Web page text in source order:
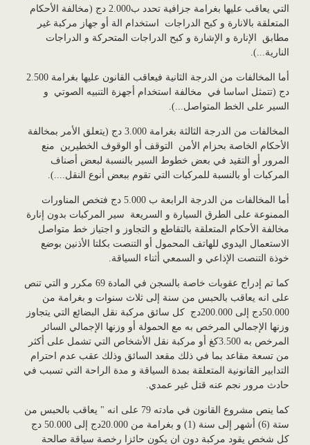
التي يعاقب عليها بغرامة جزافية تحدد ب2.000 دج (مخالفة الأحكام
المتعلقة بالانارة و كبح الدراجات استخدام الة أو جهاز مركبة غير
مطابق الإنارة و الإشارة و كبح الدراجات المتحركة و الدراجات
النارية...).
أما المخالفات من الدرجة الثانية فيعاقب القانون عليها بغرامة 2.500
دج (تتمثل اساسا في مخالفة استخدام أجهزة التنبيه الصوتي و
السير على الخط المتواصل...).
المخالفات من الدرجة الثالثة بغرامة 3.000 دج (يتعلق الأمر بمخالفة
الأحكام الخاصة بحزام الأمن التوقف أو الوقوف الخطيرين منع
المرور أو التقيد في بعض خطوط السير بالنسبة لبعض أصناف
المركبات أو بالنسبة للمركبات التي تقوم ببعض أنوع النقل....).
أما المخالفات من الدرجة الرابعة ب 5.000 دج فتخص المناورات
الممنوعة على الطرق السيارة و السريعة سير المركبات بدون إنارة
مخالفة الأحكام المتعلقة بالتقاطع و التجاوز و اجتياز خط متواصل
الاستعمال اليدوي للهاتف المحمول أو التنصت بكلتا الأذنين بوضع
خوذة التنصت الإذاعي و السمعي أثناء السياقة.
كما تم إدراج عقوبات خاصة بالسجن في المادة 69 مكرر و التي تنص
على انه يعاقب بالحبس من سنة إلى ثلاث سنوات و بغرامة من
50.000دج إلى 200.000دج كل سائق مركبة نقل البضائع التي يتجاوز
وزنها الإجمالي المرخص به مع الحمولة أو وزنها الإجمالي السائر
المرخص به 3.500كغ أو مركبة نقل الأشخاص التي تشمل على أكثر
من تسعة مقاعد بما في ذلك مقعد السائق وذلك عقب عدم احترام
التدابير القانونية المتعلقة بمدة السياقة و مدة الراحة التي تسبب في
حادث مرور نجم عنه قتل غير عمدي.
كما ينص مشروع القانون في مادته 79 على انه " يعاقب بالحبس من
ستة (6) أشهر إلى سنة (1) و بغرامة من 20.000دج إلى 50.000 دج
كل شخص يقود مركبة دون ان يكون حائزا رخصة سياقة صالحة